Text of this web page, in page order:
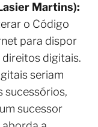
Martins):
o Código
para dispor
direitos digitais.
seriam
sucessórios,
sucessor